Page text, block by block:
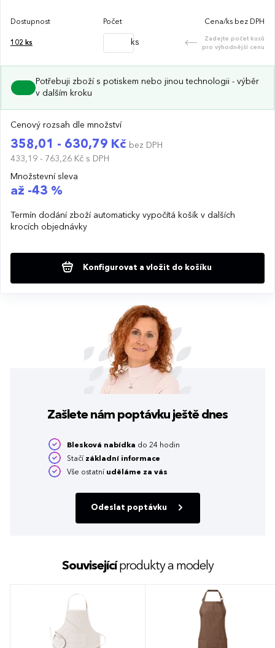
Dostupnost Počet Cena/ks bez DPH
102 ks ks
Zadejte počet kusů
pro výhodnější cenu
Potřebuji zboží s potiskem nebo jinou technologii - výběr
v dalším kroku
Cenový rozsah dle množství
358,01 - 630,79 Kč bez DPH
433,19 - 763,26 Kč s DPH
Množstevní sleva
až -43 %
Termín dodání zboží automaticky vypočítá košík v dalších
krocích objednávky
Konfigurovat a vložit do košíku
Zašlete nám poptávku ještě dnes
Blesková nabídka do 24 hodin
Stačí základní informace
Vše ostatní uděláme za vás
Odeslat poptávku
Souvisejícíprodukty a modely